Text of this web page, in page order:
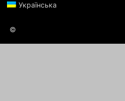
Українська
©